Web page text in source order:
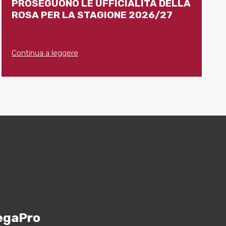
PROSEGUONO LE UFFICIALITÀ DELLA
ROSA PER LA STAGIONE 2026/27
Continua a leggere